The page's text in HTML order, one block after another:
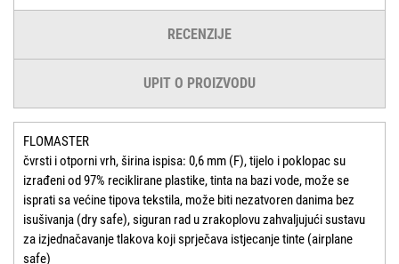
RECENZIJE
UPIT O PROIZVODU
FLOMASTER
čvrsti i otporni vrh, širina ispisa: 0,6 mm (F), tijelo i poklopac su
izrađeni od 97% reciklirane plastike, tinta na bazi vode, može se
isprati sa većine tipova tekstila, može biti nezatvoren danima bez
isušivanja (dry safe), siguran rad u zrakoplovu zahvaljujući sustavu
za izjednačavanje tlakova koji sprječava istjecanje tinte (airplane
safe)